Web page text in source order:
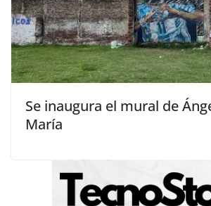
Se inaugura el mural de
María